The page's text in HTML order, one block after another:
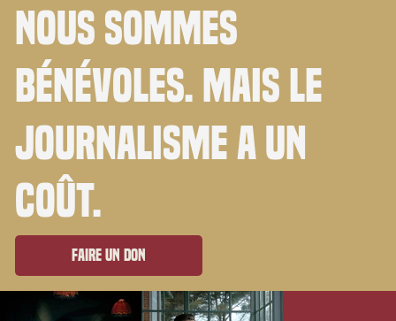
Nous sommes
bénévoles. Mais le
journalisme a un
coût.
Faire un don